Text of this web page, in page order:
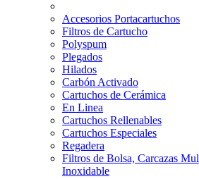
Accesorios Portacartuchos
Filtros de Cartucho
Polyspum
Plegados
Hilados
Carbón Activado
Cartuchos de Cerámica
En Linea
Cartuchos Rellenables
Cartuchos Especiales
Regadera
Filtros de Bolsa, Carcazas
Inoxidable